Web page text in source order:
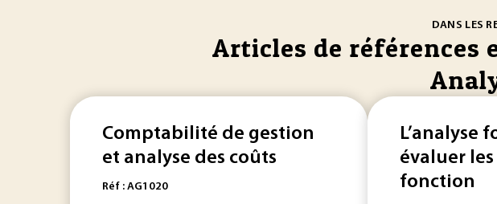
DANS LES
Articles de références
Comptabilité de gestion
et analyse des coûts
Réf : AG1020
L’analyse
évaluer
fonction